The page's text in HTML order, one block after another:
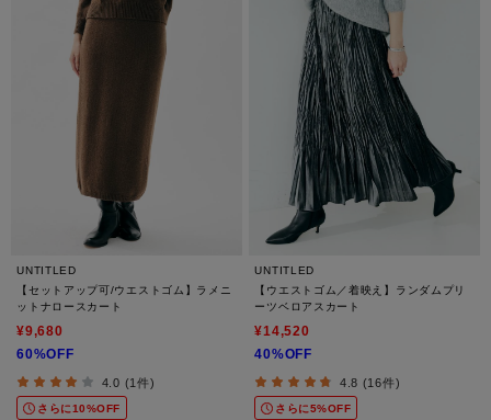
UNTITLED
【セットアップ可/ウエストゴム】ラメニ
ットナロースカート
¥9,680
60%OFF
4.0 (1件)
さらに10%OFF
UNTITLED
【ウエストゴム／着映え】ランダムプリ
ーツベロアスカート
¥14,520
40%OFF
4.8 (16件)
さらに5%OFF